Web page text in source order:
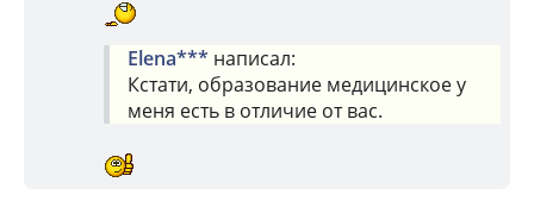
Elena*** написал:
Кстати, образование медицинское у
меня есть в отличие от вас.